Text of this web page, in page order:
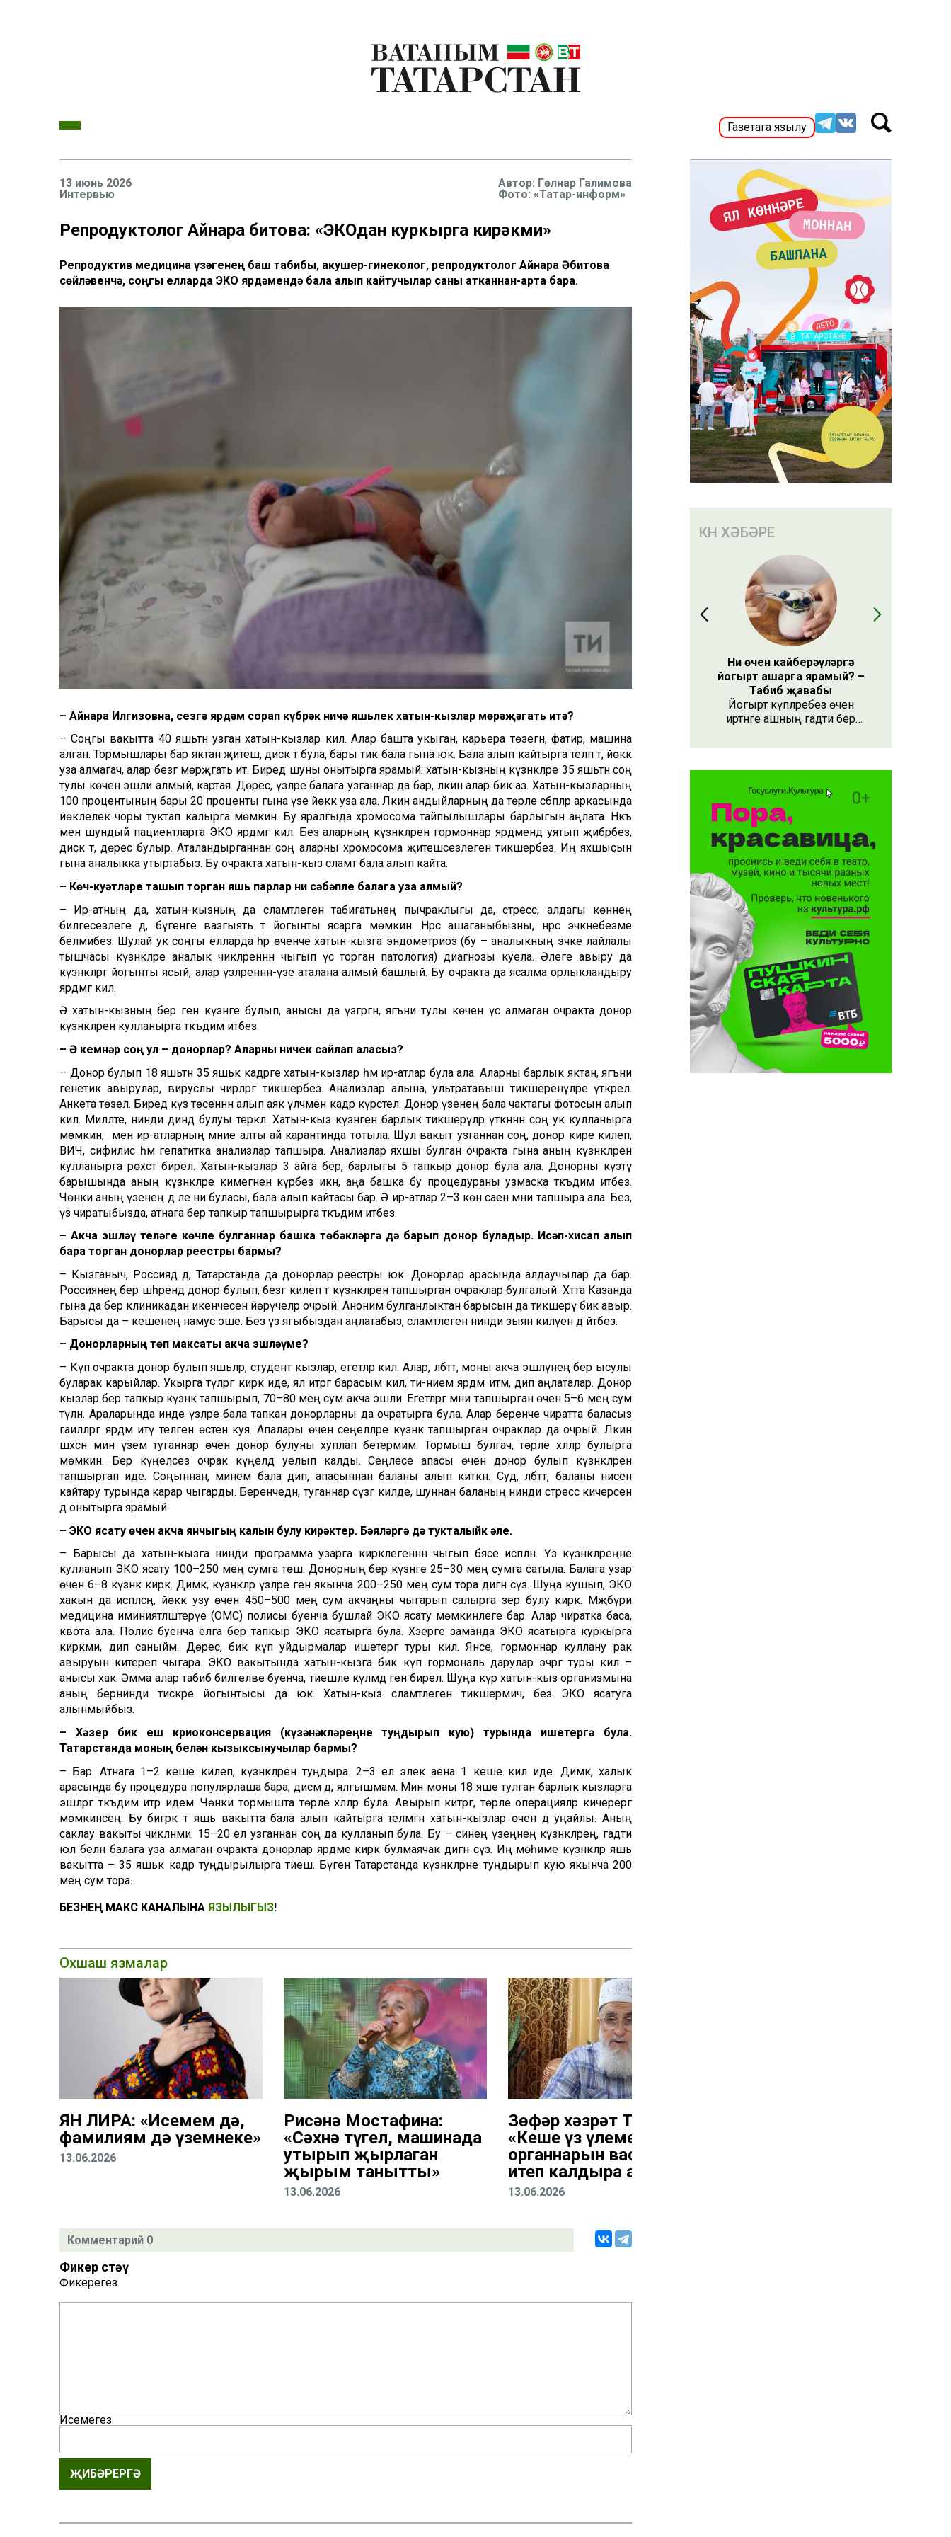
Газетага язылу
13 июнь 2026
Интервью
Гөлнар Галимова
Фото: «Татар-информ»
Репродуктолог Айнара Әбитова: «ЭКОдан куркырга кирәкми»
Репродуктив медицина үзәгенең баш табибы, акушер-гинеколог, репродуктолог Айнара Әбитова
сөйләвенчә, соңгы елларда ЭКО ярдәмендә бала алып кайтучылар саны атканнан-арта бара.
– Айнара Илгизовна, сезгә ярдәм сорап күбрәк ничә яшьлек хатын-кызлар мөрәҗәгать итә?
– Соңгы вакытта 40 яшьтән узган хатын-кызлар килә. Алар башта укыган, карьера төзегән, фатир, машина
алган. Тормышлары бар яктан җитеш, дисәк тә була, бары тик бала гына юк. Бала алып кайтырга теләп тә, йөккә
уза алмагач, алар безгә мөрәҗәгать итә. Биредә шуны онытырга ярамый: хатын-кызның күзәнәкләре 35 яшьтән соң
тулы көченә эшли алмый, картая. Дөрес, үзләре балага узганнар да бар, ләкин алар бик аз. Хатын-кызларның
100 процентының бары 20 проценты гына үзе йөккә уза ала. Ләкин андыйларның да төрле сәбәпләр аркасында
йөклелек чоры туктап калырга мөмкин. Бу яралгыда хромосома тайпылышлары барлыгын аңлата. Нәкъ
менә шундый пациентларга ЭКО ярдәмгә килә. Без аларның күзәнәкләрен гормоннар ярдәмендә уятып җибәрәбез,
дисәк тә, дөрес булыр. Аталандырганнан соң аларны хромосома җитешсезлегенә тикшерәбез. Иң яхшысын
гына аналыкка утыртабыз. Бу очракта хатын-кыз сәламәт бала алып кайта.
– Көч-куәтләре ташып торган яшь парлар ни сәбәпле балага уза алмый?
– Ир-атның да, хатын-кызның да сәламәтлегенә табигатьнең пычраклыгы да, стресс, алдагы көннең
билгесезлеге дә, бүгенге вазгыять тә йогынты ясарга мөмкин. Нәрсә ашаганыбызны, нәрсә эчкәнебезме
белмибез. Шулай ук соңгы елларда һәр өченче хатын-кызга эндометриоз (бу – аналыкның эчке лайлалы
тышчасы күзәнәкләре аналык чикләреннән чыгып үсә торган патология) диагнозы куела. Әлеге авыру да
күзәнәкләргә йогынты ясый, алар үзләреннән-үзе аталана алмый башлый. Бу очракта да ясалма орлыкландыру
ярдәмгә килә.
Ә хатын-кызның бер генә күзәнәге булып, анысы да үзгәргән, ягъни тулы көченә үсә алмаган очракта донор
күзәнәкләрен кулланырга тәкъдим итәбез.
– Ә кемнәр соң ул – донорлар? Аларны ничек сайлап аласыз?
– Донор булып 18 яшьтән 35 яшькә кадәрге хатын-кызлар һәм ир-атлар була ала. Аларны барлык яктан, ягъни
генетик авырулар, вируслы чирләргә тикшерәбез. Анализлар алына, ультратавыш тикшеренүләре үткәрелә.
Анкета төзелә. Биредә күз төсеннән алып аяк үлчәменә кадәр күрсәтелә. Донор үзенең бала чактагы фотосын алып
килә. Милләте, нинди диндә булуы теркәлә. Хатын-кыз күзәнәген барлык тикшерүләр үткәннән соң ук кулланырга
мөмкин, ә менә ир-атларның мәние алты ай карантинда тотыла. Шул вакыт узганнан соң, донор кире килеп,
ВИЧ, сифилис һәм гепатитка анализлар тапшыра. Анализлар яхшы булган очракта гына аның күзәнәкләрен
кулланырга рөхсәт бирелә. Хатын-кызлар 3 айга бер, барлыгы 5 тапкыр донор була ала. Донорны күзәтү
барышында аның күзәнәкләре кимегәнен күрәбез икән, аңа башка бу процедураны узмаска тәкъдим итәбез.
Чөнки аның үзенең дә әле әни буласы, бала алып кайтасы бар. Ә ир-атлар 2–3 көн саен мәни тапшыра ала. Без,
үз чиратыбызда, атнага бер тапкыр тапшырырга тәкъдим итәбез.
– Акча эшләү теләге көчле булганнар башка төбәкләргә дә барып донор буладыр. Исәп-хисап алып
бара торган донорлар реестры бармы?
– Кызганыч, Россиядә дә, Татарстанда да донорлар реестры юк. Донорлар арасында алдаучылар да бар.
Россиянең бер шәһәрендә донор булып, безгә килеп тә күзәнәкләрен тапшырган очраклар булгалый. Хәтта Казанда
гына да бер клиникадан икенчесенә йөрүчеләр очрый. Аноним булганлыктан барысын да тикшерү бик авыр.
Барысы да – кешенең намус эше. Без үз ягыбыздан аңлатабыз, сәламәтлегенә нинди зыян килүен дә әйтәбез.
– Донорларның төп максаты акча эшләүме?
– Күп очракта донор булып яшьләр, студент кызлар, егетләр килә. Алар, әлбәттә, моны акча эшләүнең бер ысулы
буларак карыйлар. Укырга түләргә кирәк иде, ял итәргә барасым килә, әти-әниемә ярдәм итәм, дип аңлаталар. Донор
кызлар бер тапкыр күзәнәк тапшырып, 70–80 мең сум акча эшли. Егетләргә мәни тапшырган өчен 5–6 мең сум
түләнә. Араларында инде үзләре бала тапкан донорларны да очратырга була. Алар беренче чиратта баласыз
гаиләләргә ярдәм итү теләген өстен куя. Апалары өчен сеңелләре күзәнәк тапшырган очраклар да очрый. Ләкин
шәхсән мин үзем туганнар өчен донор булуны хуплап бетермим. Тормыш булгач, төрле хәлләр булырга
мөмкин. Бер күңелсез очрак күңелдә уелып калды. Сеңлесе апасы өчен донор булып күзәнәкләрен
тапшырган иде. Соңыннан, минем бала дип, апасыннан баланы алып киткән. Суд, әлбәттә, баланы әнисенә
кайтару турында карар чыгарды. Беренчедән, туганнар сүзгә килде, шуннан баланың нинди стресс кичерәсен
дә онытырга ярамый.
– ЭКО ясату өчен акча янчыгың калын булу кирәктер. Бәяләргә дә тукталыйк әле.
– Барысы да хатын-кызга нинди программа узарга кирәклегеннән чыгып бәясе исәпләнә. Үз күзәнәкләреңне
кулланып ЭКО ясату 100–250 мең сумга төшә. Донорның бер күзәнәге 25–30 мең сумга сатыла. Балага узар
өчен 6–8 күзәнәк кирәк. Димәк, күзәнәкләр үзләре генә якынча 200–250 мең сум тора дигән сүз. Шуңа кушып, ЭКО
хакын да исәпләсәң, йөккә узу өчен 450–500 мең сум акчаңны чыгарып салырга әзер булу кирәк. Мәҗбүри
медицина иминиятләштерүе (ОМС) полисы буенча бушлай ЭКО ясату мөмкинлеге бар. Алар чиратка баса,
квота ала. Полис буенча елга бер тапкыр ЭКО ясатырга була. Хәзерге заманда ЭКО ясатырга куркырга
кирәкми, дип саныйм. Дөрес, бик күп уйдырмалар ишетергә туры килә. Янәсе, гормоннар куллану рак
авыруын китереп чыгара. ЭКО вакытында хатын-кызга бик күп гормональ дарулар эчәргә туры килә –
анысы хак. Әмма алар табиб билгеләве буенча, тиешле күләмдә генә бирелә. Шуңа күрә хатын-кыз организмына
аның бернинди тискәре йогынтысы да юк. Хатын-кыз сәламәтлеген тикшермичә, без ЭКО ясатуга
алынмыйбыз.
– Хәзер бик еш криоконсервация (күзәнәкләреңне туңдырып кую) турында ишетергә була.
Татарстанда моның белән кызыксынучылар бармы?
– Бар. Атнага 1–2 кеше килеп, күзәнәкләрен туңдыра. 2–3 ел элек аена 1 кеше килә иде. Димәк, халык
арасында бу процедура популярлаша бара, дисәм дә, ялгышмам. Мин моны 18 яше тулган барлык кызларга
эшләргә тәкъдим итәр идем. Чөнки тормышта төрле хәлләр була. Авырып китәргә, төрле операцияләр кичерергә
мөмкинсең. Бу бигрәк тә яшь вакытта бала алып кайтырга теләмәгән хатын-кызлар өчен дә уңайлы. Аның
саклау вакыты чикләнми. 15–20 ел узганнан соң да кулланып була. Бу – синең үзеңнең күзәнәкләрең, гадәти
юл белән балага уза алмаган очракта донорлар ярдәме кирәк булмаячак дигән сүз. Иң мөһиме күзәнәкләр яшь
вакытта – 35 яшькә кадәр туңдырылырга тиеш. Бүген Татарстанда күзәнәкләрне туңдырып кую якынча 200
мең сум тора.
БЕЗНЕҢ МАКС КАНАЛЫНА ЯЗЫЛЫГЫЗ!
Охшаш язмалар
ЯН ЛИРА: «Исемем дә,
фамилиям дә үземнеке»
13.06.2026
Рисәнә Мостафина:
«Сәхнә түгел, машинада
утырып җырлаган
җырым танытты»
13.06.2026
Зөфәр хәзрәт Тәхавиев:
«Кеше үз үлеменнән соң
органнарын васыять
итеп калдыра ала»
13.06.2026
Комментарий 0
Фикер өстәү
Фикерегез
Исемегез
ҖИБӘРЕРГӘ
КӨН ХӘБӘРЕ
Ни өчен кайберәүләргә
йогырт ашарга ярамый? –
Табиб җавабы
Йогырт күпләребез өчен
иртәнге ашның гадәти бер